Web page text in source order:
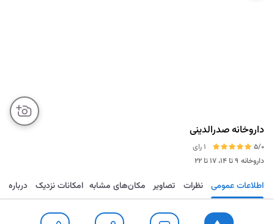
داروخانه صدرالدینی
5/0
1 رای
داروخانه ۹ تا ۱۴، ۱۷ تا ۲۲
مسیریابی ذخیره ارسال تماس اطلاعات عمومی نظرات تصاویر مکان‌های مشابه امکانات نزدیک درباره